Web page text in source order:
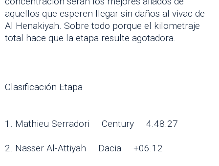
aquellos que esperen llegar sin daños al vivac de
Al Henakiyah. Sobre todo porque el kilometraje
total hace que la etapa resulte agotadora.
Clasificación Etapa
1. Mathieu Serradori Century 4.48.27
2. Nasser Al-Attiyah Dacia +06.12